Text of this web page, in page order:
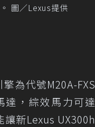
圖／Lexus提供
為代號M20A-FXS
達，綜效馬力可達
新Lexus UX300h